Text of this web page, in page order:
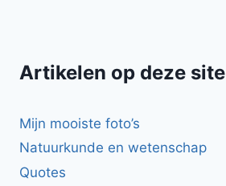
Artikelen op deze site
Mijn mooiste foto’s
Natuurkunde en wetenschap
Quotes